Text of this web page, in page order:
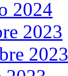
2024
2023
2023